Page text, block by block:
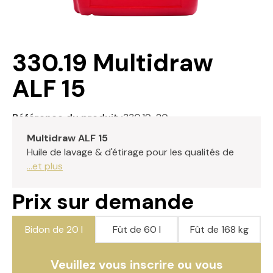
330.19 Multidraw
ALF 15
Référence du produit :330.19-20
Multidraw ALF 15
Huile de lavage & d'étirage pour les qualités de
...et plus
Prix sur demande
Bidon de 20 l Fût de 60 l Fût de 168 kg
Veuillez vous inscrire ou vous